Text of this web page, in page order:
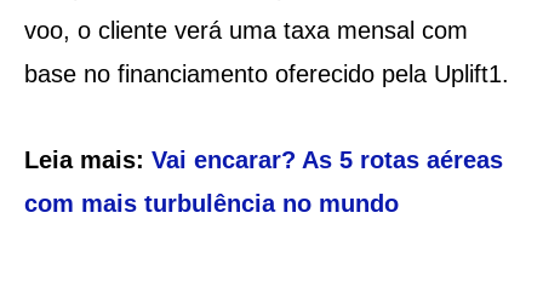
voo, o cliente verá uma taxa mensal com
base no financiamento oferecido pela Uplift1.
Leia mais: Vai encarar? As 5 rotas aéreas
com mais turbulência no mundo